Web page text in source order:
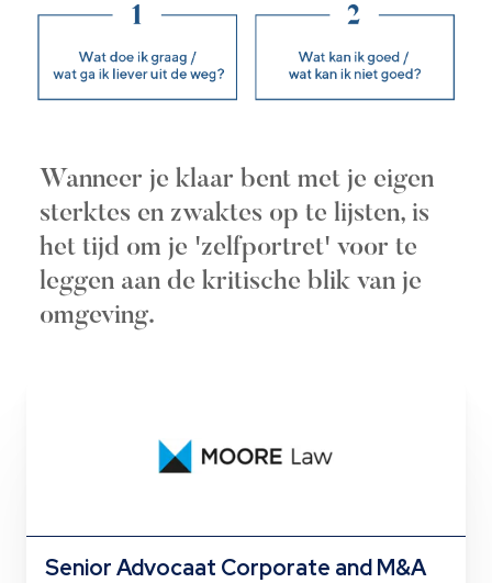
Wanneer je klaar bent met je eigen
sterktes en zwaktes op te lijsten, is
het tijd om je 'zelfportret' voor te
leggen aan de kritische blik van je
omgeving.
Senior Advocaat Corporate and M&A